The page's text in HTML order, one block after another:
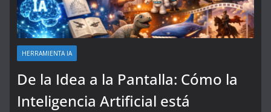
HERRAMIENTA IA
De la Idea a la Pantalla: Cómo la
Inteligencia Artificial está